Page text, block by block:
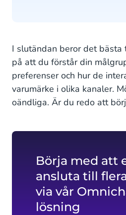
I slutändan beror det
på att du förstår din
preferenser och hur de
varumärke i olika kanaler.
oändliga. Är du redo att
Börja med att
ansluta till
via vår
lösning